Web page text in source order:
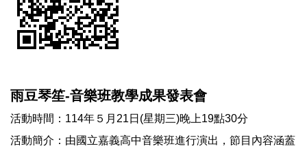
雨豆琴笙-音樂班教學成果發表會
活動時間：114年５月21日(星期三)晚上19點30分
活動簡介：由國立嘉義高中音樂班進行演出，節目內容涵蓋